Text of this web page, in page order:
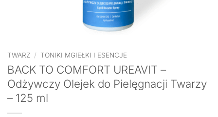
TWARZ / TONIKI MGIEŁKI I ESENCJE
BACK TO COMFORT UREAVIT –
Odżywczy Olejek do Pielęgnacji Twarzy
– 125 ml